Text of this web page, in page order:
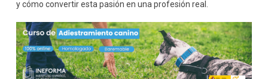
Errores frecuentes
Ventajas de profesionalizarse
Beneficios
Consejos para tener éxito en el sector
Conclusión
y cómo convertir esta pasión en una profesión real.